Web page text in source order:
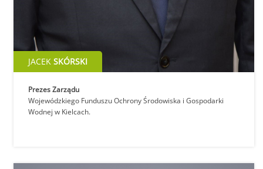
JACEK SKÓRSKI
Prezes Zarządu
Wojewódzkiego Funduszu Ochrony Środowiska i Gospodarki
Wodnej w Kielcach.